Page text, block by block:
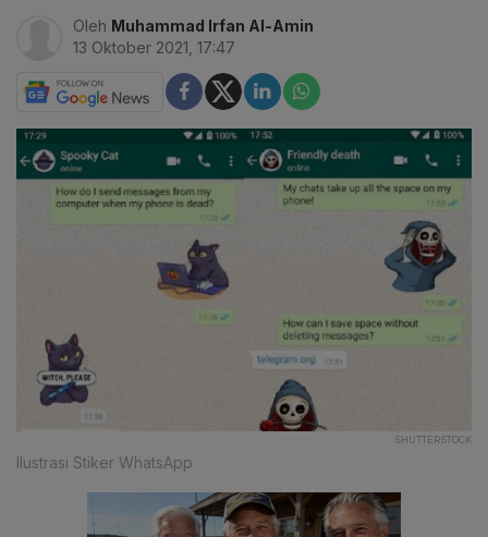
Oleh Muhammad Irfan Al-Amin
13 Oktober 2021, 17:47
SHUTTERSTOCK
Ilustrasi Stiker WhatsApp